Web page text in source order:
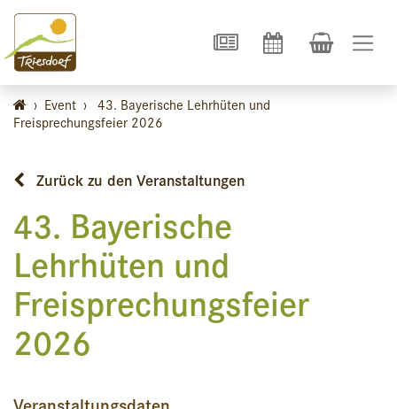
› Event › 43. Bayerische Lehrhüten und
Freisprechungsfeier 2026
Zurück zu den Veranstaltungen
43. Bayerische
Lehrhüten und
Freisprechungsfeier
2026